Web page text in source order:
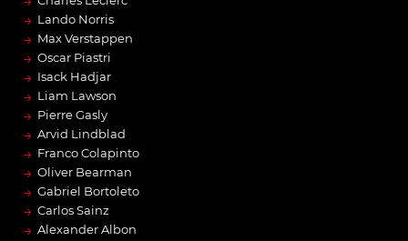
→ Lando Norris
→ Max Verstappen
→ Oscar Piastri
→ Isack Hadjar
→ Liam Lawson
→ Pierre Gasly
→ Arvid Lindblad
→ Franco Colapinto
→ Oliver Bearman
→ Gabriel Bortoleto
→ Carlos Sainz
→ Alexander Albon